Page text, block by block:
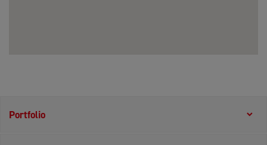
Portfolio